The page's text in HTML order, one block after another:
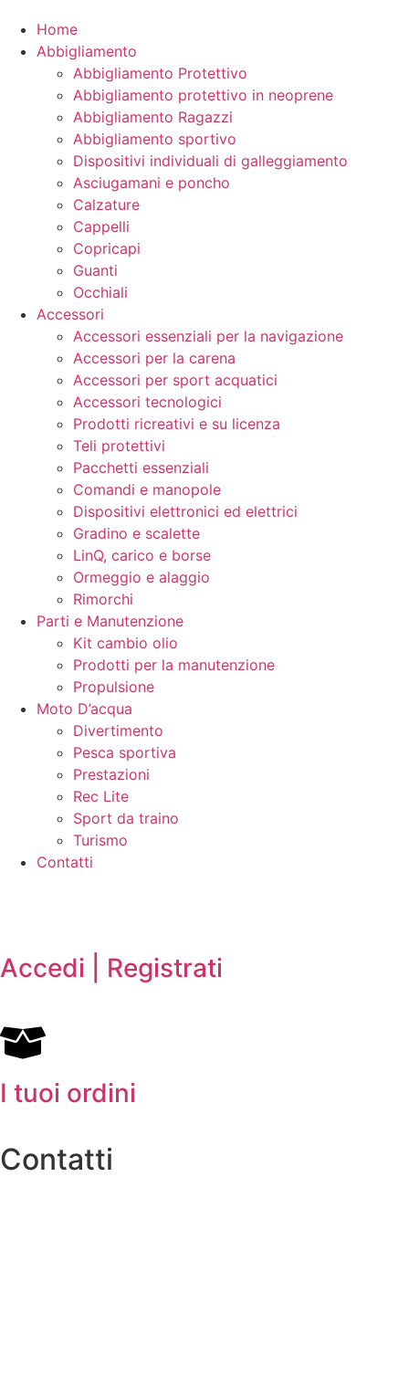
Home
Abbigliamento
Abbigliamento Protettivo
Abbigliamento protettivo in neoprene
Abbigliamento Ragazzi
Abbigliamento sportivo
Dispositivi individuali di galleggiamento
Asciugamani e poncho
Calzature
Cappelli
Copricapi
Guanti
Occhiali
Accessori
Accessori essenziali per la navigazione
Accessori per la carena
Accessori per sport acquatici
Accessori tecnologici
Prodotti ricreativi e su licenza
Teli protettivi
Pacchetti essenziali
Comandi e manopole
Dispositivi elettronici ed elettrici
Gradino e scalette
LinQ, carico e borse
Ormeggio e alaggio
Rimorchi
Parti e Manutenzione
Kit cambio olio
Prodotti per la manutenzione
Propulsione
Moto D’acqua
Divertimento
Pesca sportiva
Prestazioni
Rec Lite
Sport da traino
Turismo
Contatti
Accedi | Registrati
I tuoi ordini
Contatti